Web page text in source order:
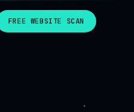
FREE WEBSITE SCAN